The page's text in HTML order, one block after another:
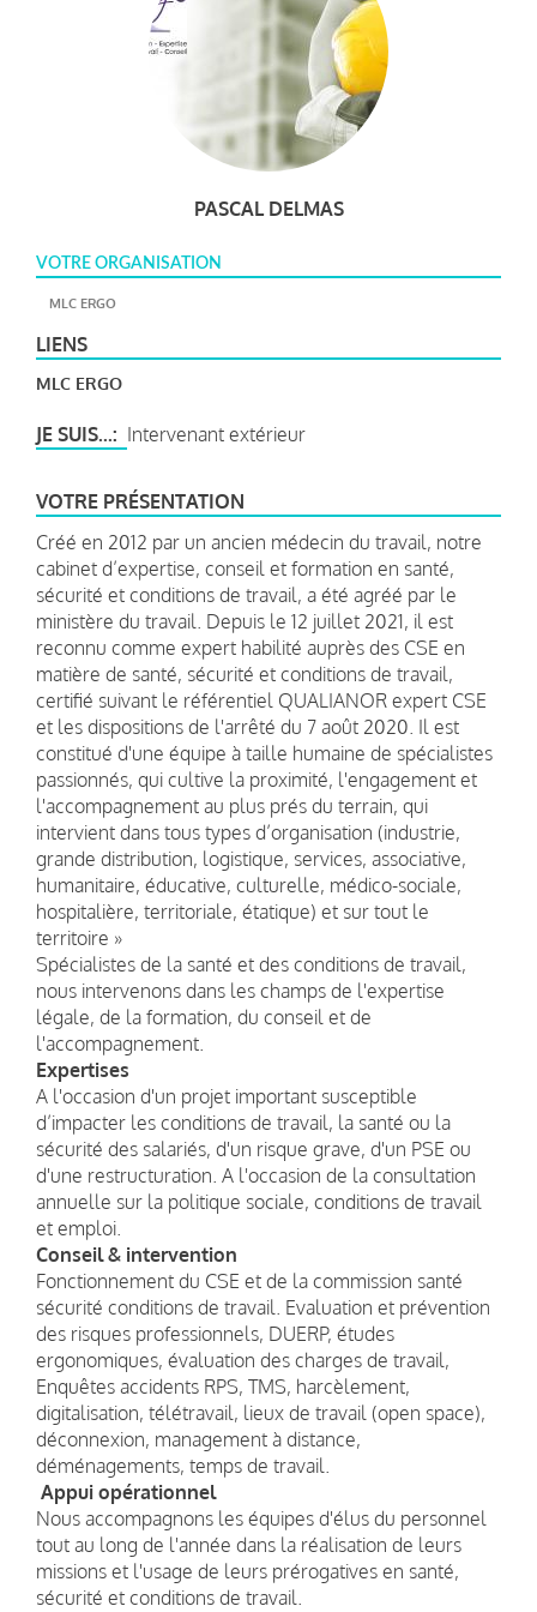
PASCAL DELMAS
VOTRE ORGANISATION
MLC ERGO
LIENS
MLC ERGO
JE SUIS... Intervenant extérieur
VOTRE PRÉSENTATION
Créé en 2012 par un ancien médecin du travail, notre
cabinet d’expertise, conseil et formation en santé,
sécurité et conditions de travail, a été agréé par le
ministère du travail. Depuis le 12 juillet 2021, il est
reconnu comme expert habilité auprès des CSE en
matière de santé, sécurité et conditions de travail,
certifié suivant le référentiel QUALIANOR expert CSE
et les dispositions de l'arrêté du 7 août 2020. Il est
constitué d'une équipe à taille humaine de spécialistes
passionnés, qui cultive la proximité, l'engagement et
l'accompagnement au plus prés du terrain, qui
intervient dans tous types d’organisation (industrie,
grande distribution, logistique, services, associative,
humanitaire, éducative, culturelle, médico-sociale,
hospitalière, territoriale, étatique) et sur tout le
territoire »
Spécialistes de la santé et des conditions de travail,
nous intervenons dans les champs de l'expertise
légale, de la formation, du conseil et de
l'accompagnement.
Expertises
A l'occasion d'un projet important susceptible
d’impacter les conditions de travail, la santé ou la
sécurité des salariés, d'un risque grave, d'un PSE ou
d'une restructuration. A l'occasion de la consultation
annuelle sur la politique sociale, conditions de travail
et emploi.
Conseil & intervention
Fonctionnement du CSE et de la commission santé
sécurité conditions de travail. Evaluation et prévention
des risques professionnels, DUERP, études
ergonomiques, évaluation des charges de travail,
Enquêtes accidents RPS, TMS, harcèlement,
digitalisation, télétravail, lieux de travail (open space),
déconnexion, management à distance,
déménagements, temps de travail.
Appui opérationnel
Nous accompagnons les équipes d'élus du personnel
tout au long de l'année dans la réalisation de leurs
missions et l'usage de leurs prérogatives en santé,
sécurité et conditions de travail.